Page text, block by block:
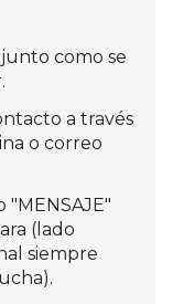
como se
a través
o correo
"MENSAJE"
(lado
siempre